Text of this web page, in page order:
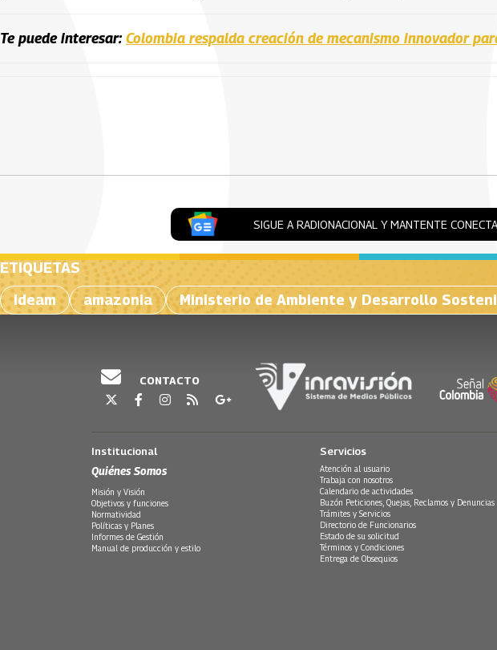
Te puede interesar: Colombia respalda creación de mecanismo innovador
SIGUE A RADIONACIONAL Y MANTENTE
ETIQUETAS
Ideam
amazonia Ministerio de Ambiente y Desarrollo
CONTACTO
Institucional
Quiénes Somos
Misión y Visión
Objetivos y funciones
Normatividad
Políticas y Planes
Informes de Gestión
Manual de producción y estilo
Servicios
Atención al usuario
Trabaja con nosotros
Calendario de actividades
Buzón Peticiones, Quejas, Reclamos y Denuncias
Trámites y Servicios
Directorio de Funcionarios
Estado de su solicitud
Términos y Condiciones
Entrega de Obsequios